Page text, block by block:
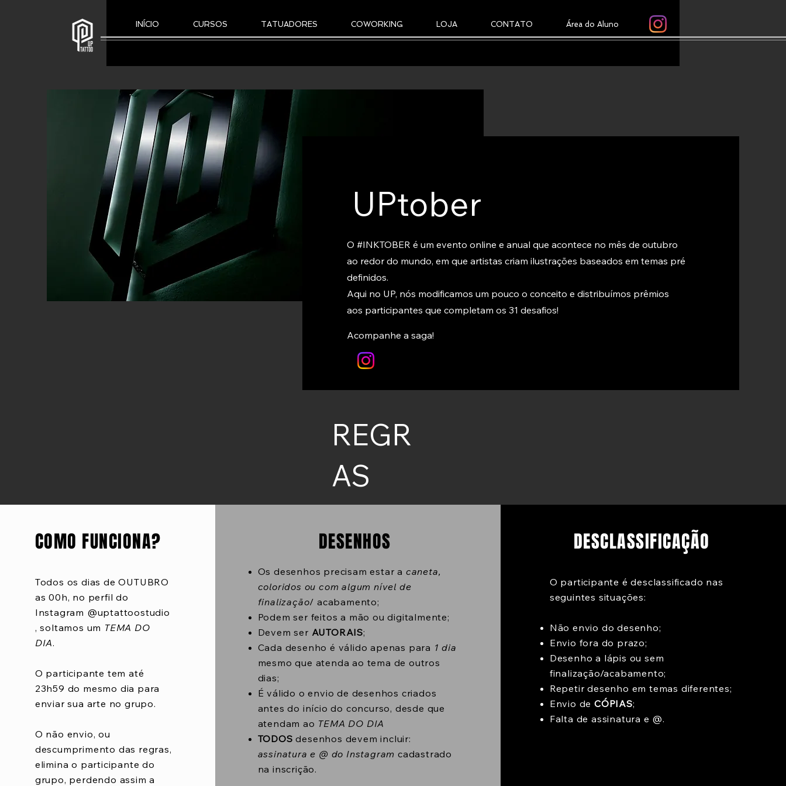
INÍCIO CURSOS TATUADORES COWORKING LOJA CONTATO Área do Aluno
UPtober
O #INKTOBER é um evento online e anual que acontece no mês de outubro
ao redor do mundo, em que artistas criam ilustrações baseados em temas pré
definidos.
Aqui no UP, nós modificamos um pouco o conceito e distribuímos prêmios
aos participantes que completam os 31 desafios!
Acompanhe a saga!
REGR
AS
COMO FUNCIONA?
Todos os dias de OUTUBRO
as 00h, no perfil do
Instagram @uptattoostudio
, soltamos um TEMA DO
DIA.
O participante tem até
23h59 do mesmo dia para
enviar sua arte no grupo.
O não envio, ou
descumprimento das regras,
elimina o participante do
grupo, perdendo assim a
DESENHOS
Os desenhos precisam estar a caneta,
coloridos ou com algum nível de
finalização/ acabamento;
Podem ser feitos a mão ou digitalmente;
Devem ser AUTORAIS;
Cada desenho é válido apenas para 1 dia
mesmo que atenda ao tema de outros
dias;
É válido o envio de desenhos criados
antes do início do concurso, desde que
atendam ao TEMA DO DIA
TODOSdesenhos devem incluir:
assinatura e @ do Instagram cadastrado
na inscrição.
DESCLASSIFICAÇÃO
O participante é desclassificado nas
seguintes situações:
Não envio do desenho;
Envio fora do prazo;
Desenho a lápis ou sem
finalização/acabamento;
Repetir desenho em temas diferentes;
Envio deCÓPIAS;
Falta de assinatura e @.